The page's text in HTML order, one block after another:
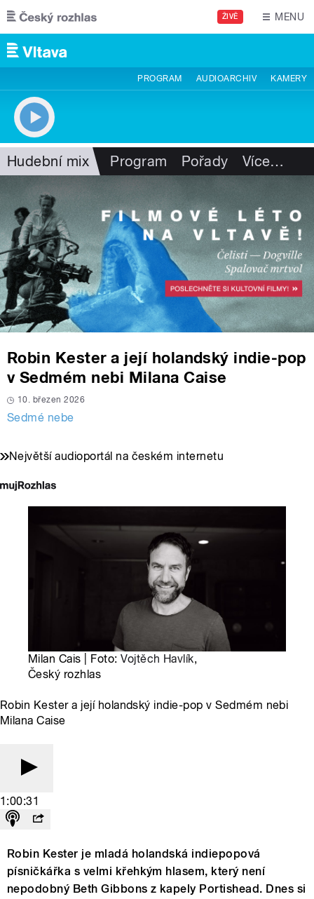
Přejít k hlavnímu obsahu
ŽIVĚ MENU
PROGRAM AUDIOARCHIV KAMERY
Hudební mix Program Pořady Více…
Robin Kester a její holandský indie-pop
v Sedmém nebi Milana Caise
10. březen 2026
Sedmé nebe
Největší audioportál na českém internetu
Milan Cais | Foto:Vojtěch Havlík,
Český rozhlas
Robin Kester a její holandský indie-pop v Sedmém nebi
Milana Caise
1:00:31
Robin Kester je mladá holandská indiepopová
písničkářka s velmi křehkým hlasem, který není
nepodobný Beth Gibbons z kapely Portishead. Dnes si